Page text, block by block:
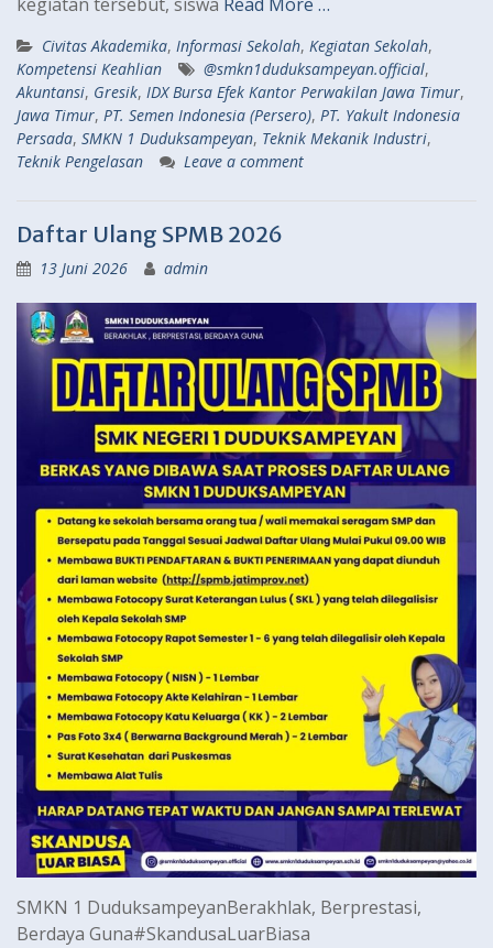
Civitas Akademika, Informasi Sekolah, Kegiatan Sekolah,
Kompetensi Keahlian
@smkn1duduksampeyan.official,
Akuntansi, Gresik, IDX Bursa Efek Kantor Perwakilan Jawa Timur,
Jawa Timur, PT. Semen Indonesia (Persero), PT. Yakult Indonesia
Persada, SMKN 1 Duduksampeyan, Teknik Mekanik Industri,
Teknik Pengelasan
Leave a comment
Daftar Ulang SPMB 2026
13 Juni 2026 admin
SMKN 1 DuduksampeyanBerakhlak, Berprestasi,
Berdaya Guna#SkandusaLuarBiasa